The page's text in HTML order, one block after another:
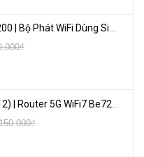
minh trong các đường